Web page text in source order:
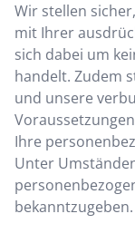
Wir stellen
mit Ihrer
sich dabei um
handelt. Zudem
und unsere
Ihre
Unter
bekanntzugeben.